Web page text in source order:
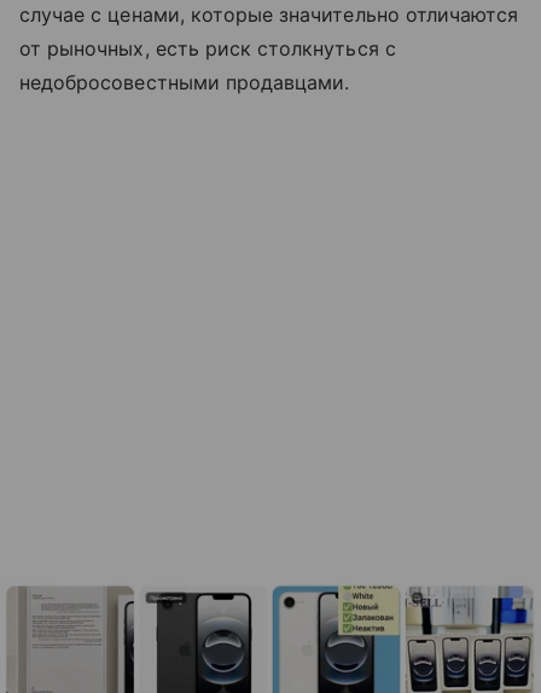
случае с ценами, которые значительно отличаются
от рыночных, есть риск столкнуться с
недобросовестными продавцами.